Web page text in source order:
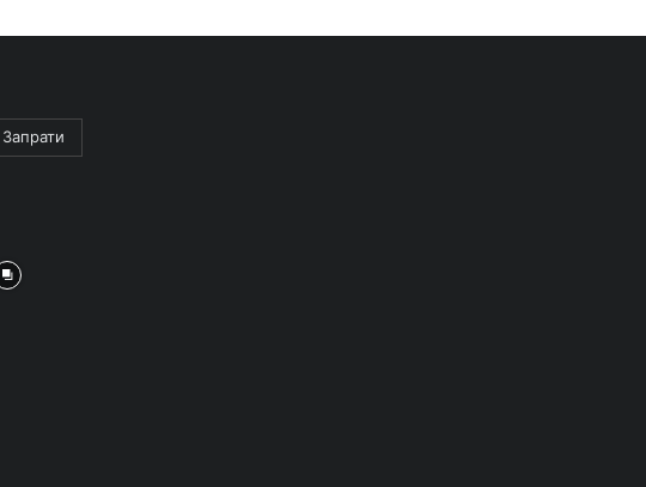
Запрати